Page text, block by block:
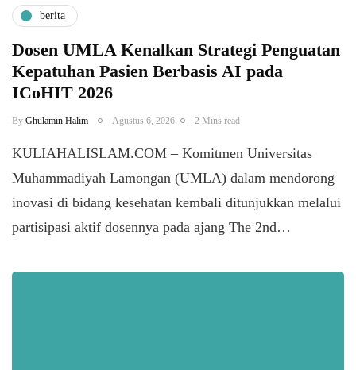
berita
Dosen UMLA Kenalkan Strategi Penguatan
Kepatuhan Pasien Berbasis AI pada
ICoHIT 2026
By Ghulamin Halim Agustus 6, 2026 2 Mins read
KULIAHALISLAM.COM – Komitmen Universitas
Muhammadiyah Lamongan (UMLA) dalam mendorong
inovasi di bidang kesehatan kembali ditunjukkan melalui
partisipasi aktif dosennya pada ajang The 2nd…